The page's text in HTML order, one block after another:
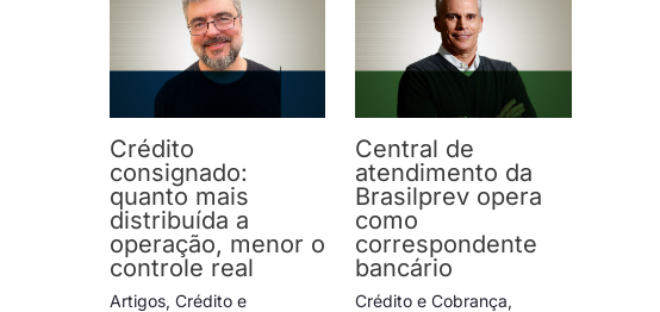
Crédito
consignado:
quanto mais
distribuída a
operação, menor o
controle real
Artigos, Crédito e
Central de
atendimento da
Brasilprev opera
como
correspondente
bancário
Crédito e Cobrança,